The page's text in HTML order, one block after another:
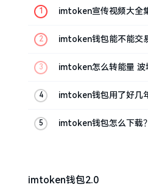
imtoken宣传视频大全
imtoken钱包能不能交
imtoken怎么转能量 波
imtoken钱包用了好几
imtoken钱包怎么下载
imtoken钱包2.0